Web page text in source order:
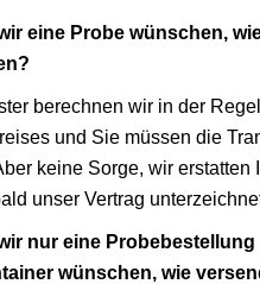
eine Probe wünschen,
berechnen wir in der
und Sie müssen die
keine Sorge, wir erstatten
unser Vertrag
nur eine
wünschen, wie